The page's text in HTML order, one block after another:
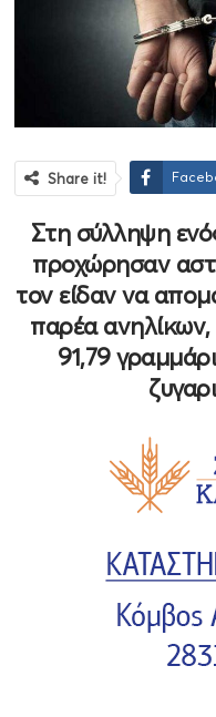
Share it!
Στη σύλληψη
προχώρησαν
τον είδαν να
παρέα
91,79